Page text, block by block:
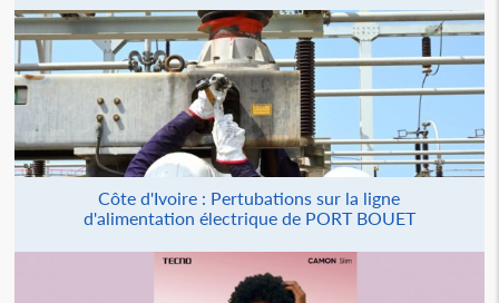
Côte d'Ivoire : Pertubations sur la ligne
d'alimentation électrique de PORT BOUET